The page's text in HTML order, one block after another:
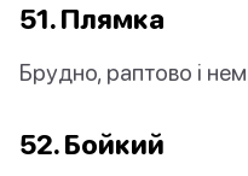
51. Плямка
Брудно, раптово і
52. Бойкий